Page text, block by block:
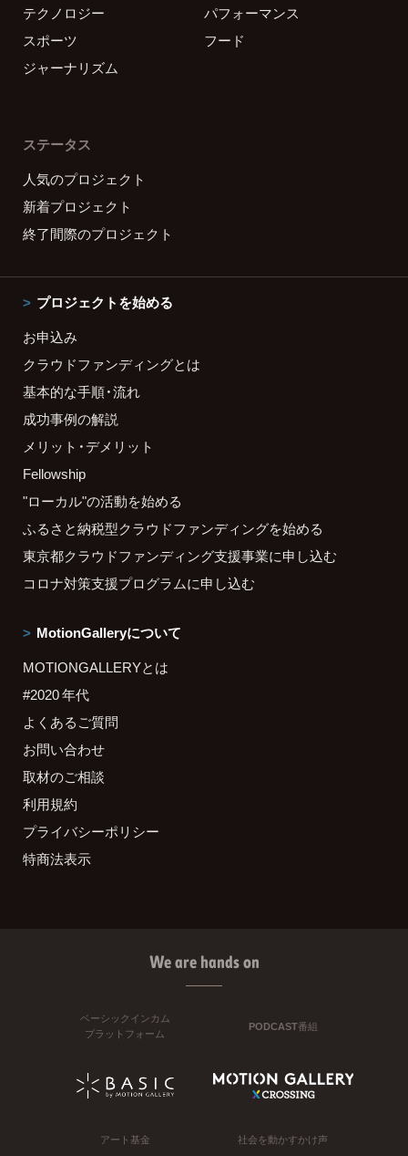
テクノロジー
パフォーマンス
スポーツ
フード
ジャーナリズム
ステータス
人気のプロジェクト
新着プロジェクト
終了間際のプロジェクト
プロジェクトを始める
お申込み
クラウドファンディングとは
基本的な手順・流れ
成功事例の解説
メリット・デメリット
Fellowship
"ローカル"の活動を始める
ふるさと納税型クラウドファンディングを始める
東京都クラウドファンディング支援事業に申し込む
コロナ対策支援プログラムに申し込む
MotionGalleryについて
MOTIONGALLERYとは
#2020 年代
よくあるご質問
お問い合わせ
取材のご相談
利用規約
プライバシーポリシー
特商法表示
We are hands on
ベーシックインカム
プラットフォーム
PODCAST番組
アート基金 社会を動かすかけ声